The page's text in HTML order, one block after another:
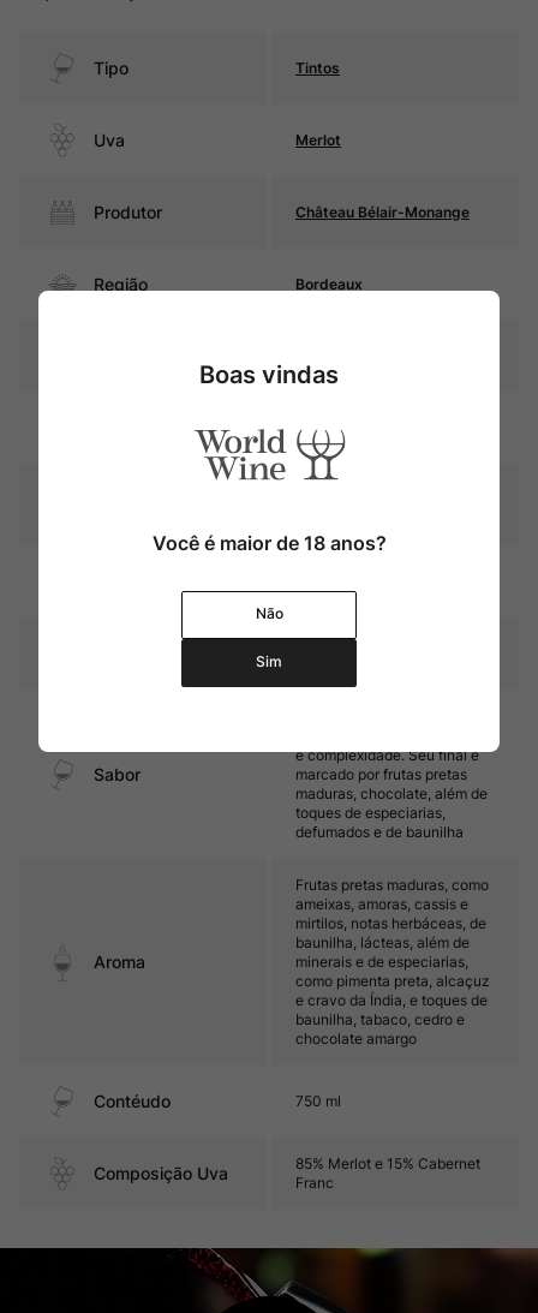
Tipo Tintos
Uva Merlot
Produtor Château Bélair-Monange
Região Bordeaux
violáceos
carvalho
Sabor
e complexidade. Seu final é
marcado por frutas pretas
maduras, chocolate, além de
toques de especiarias,
defumados e de baunilha
Aroma
Frutas pretas maduras, como
ameixas, amoras, cassis e
mirtilos, notas herbáceas, de
baunilha, lácteas, além de
minerais e de especiarias,
como pimenta preta, alcaçuz
e cravo da Índia, e toques de
baunilha, tabaco, cedro e
chocolate amargo
Contéudo 750 ml
Composição Uva
85% Merlot e 15% Cabernet
Franc
Boas vindas
Você é maior de 18 anos?
Não
Sim